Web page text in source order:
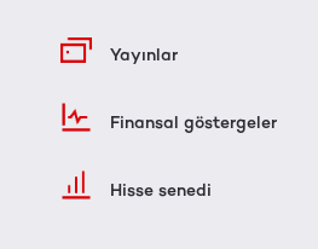
Yayınlar
Finansal göstergeler
Hisse senedi